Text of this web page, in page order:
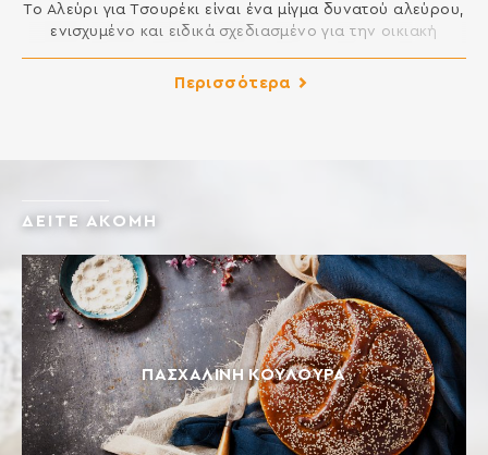
Το Αλεύρι για Τσουρέκι είναι ένα μίγμα δυνατού αλεύρου,
ενισχυμένο και ειδικά σχεδιασμένο για την οικιακή
αφράτη ζύμη, εύκολη στο πλάσιμο και τελικά προϊόντα με
Περισσότερα
ΔΕΙΤΕ ΑΚΟΜΗ
ΠΑΣΧΑΛΙΝΉ ΚΟΥΛΟΎΡΑ